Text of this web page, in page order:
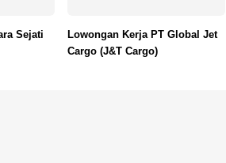
Sejati
Lowongan Kerja PT Global Jet
Cargo (J&T Cargo)